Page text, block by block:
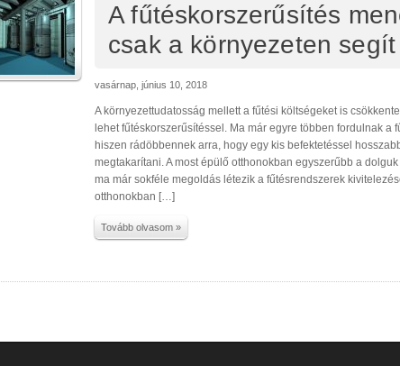
A fűtéskorszerűsítés
csak a környezeten segít
vasárnap, június 10, 2018
A környezettudatosság mellett a fűtési költségeket is
lehet fűtéskorszerűsítéssel. Ma már egyre többen fordulnak a
hiszen rádöbbennek arra, hogy egy kis befektetéssel
megtakarítani. A most épülő otthonokban egyszerűbb a
ma már sokféle megoldás létezik a fűtésrendszerek
otthonokban […]
Tovább olvasom »